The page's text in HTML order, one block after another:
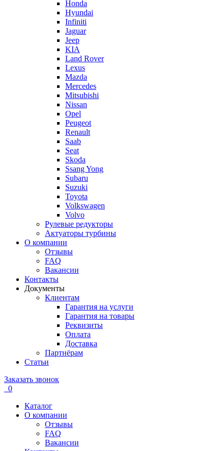
Honda
Hyundai
Infiniti
Jaguar
Jeep
KIA
Land Rover
Lexus
Mazda
Mercedes
Mitsubishi
Nissan
Opel
Peugeot
Renault
Saab
Seat
Skoda
Ssang Yong
Subaru
Suzuki
Toyota
Volkswagen
Volvo
Рулевые редукторы
Актуаторы турбины
О компании
Отзывы
FAQ
Вакансии
Контакты
Документы
Клиентам
Гарантия на услуги
Гарантия на товары
Реквизиты
Оплата
Доставка
Партнёрам
Статьи
Заказать звонок
0
Каталог
О компании
Отзывы
FAQ
Вакансии